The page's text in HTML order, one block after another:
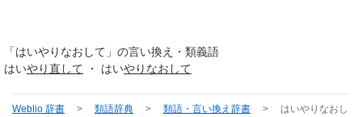
「はいやりなおして 」の言い換え・類義語
はいやり直して ・ はいやりなおして
Weblio 辞書 > 類語辞典 > 類語・言い換え辞書 >
はいやりなおし